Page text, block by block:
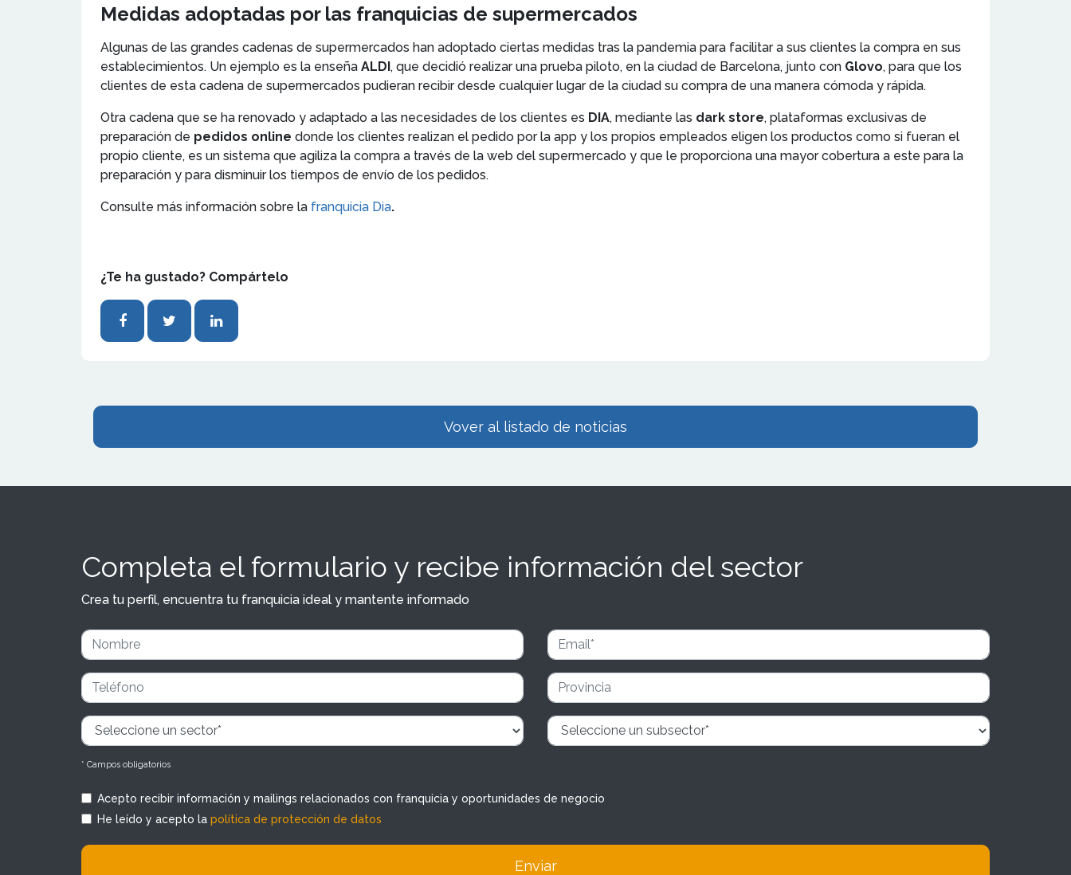
Medidas adoptadas por las franquicias de supermercados
Algunas de las grandes cadenas de supermercados han adoptado ciertas medidas tras la pandemia para facilitar a sus clientes la compra en sus
establecimientos. Un ejemplo es la enseña ALDI, que decidió realizar una prueba piloto, en la ciudad de Barcelona, junto con Glovo, para que los
clientes de esta cadena de supermercados pudieran recibir desde cualquier lugar de la ciudad su compra de una manera cómoda y rápida.
Otra cadena que se ha renovado y adaptado a las necesidades de los clientes es DIA, mediante las dark store, plataformas exclusivas de
preparación de pedidos online donde los clientes realizan el pedido por la app y los propios empleados eligen los productos como si fueran el
propio cliente, es un sistema que agiliza la compra a través de la web del supermercado y que le proporciona una mayor cobertura a este para la
preparación y para disminuir los tiempos de envío de los pedidos.
Consulte más información sobre la franquicia Dia.
¿Te ha gustado? Compártelo
Vover al listado de noticias
Completa el formulario y recibe información del sector
Crea tu perfil, encuentra tu franquicia ideal y mantente informado
* Campos obligatorios
Acepto recibir información y mailings relacionados con franquicia y oportunidades de negocio
He leído y acepto la política de protección de datos
Enviar